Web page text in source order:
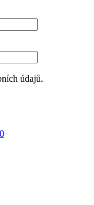
údajů.